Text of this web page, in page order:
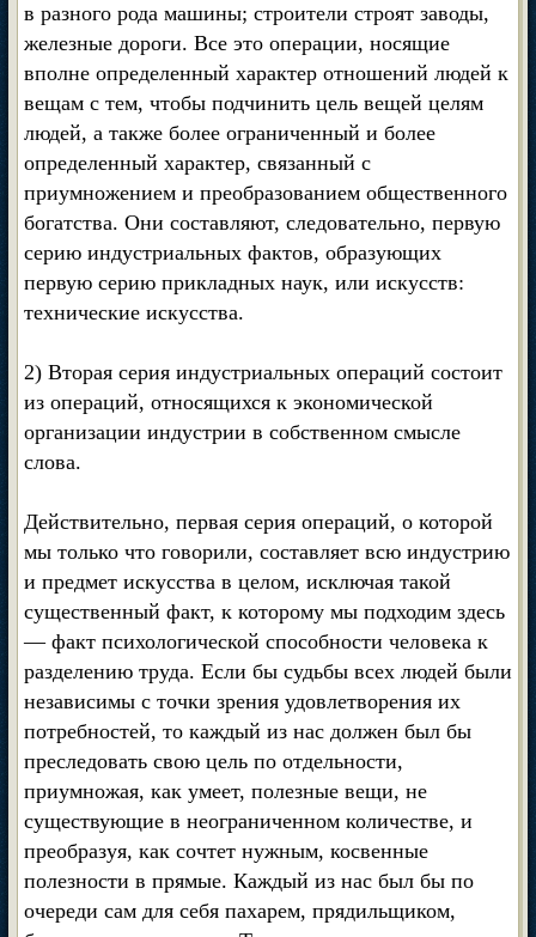
в разного рода машины; строители строят заводы,
железные дороги. Все это операции, носящие
вполне определенный характер отношений людей к
вещам с тем, чтобы подчинить цель вещей целям
людей, а также более ограниченный и более
определенный характер, связанный с
приумножением и преобразованием общественного
богатства. Они составляют, следовательно, первую
серию индустриальных фактов, образующих
первую серию прикладных наук, или искусств:
технические искусства.
2) Вторая серия индустриальных операций состоит
из операций, относящихся к экономической
организации индустрии в собственном смысле
слова.
Действительно, первая серия операций, о которой
мы только что говорили, составляет всю индустрию
и предмет искусства в целом, исключая такой
существенный факт, к которому мы подходим здесь
— факт психологической способности человека к
разделению труда. Если бы судьбы всех людей были
независимы с точки зрения удовлетворения их
потребностей, то каждый из нас должен был бы
преследовать свою цель по отдельности,
приумножая, как умеет, полезные вещи, не
существующие в неограниченном количестве, и
преобразуя, как сочтет нужным, косвенные
полезности в прямые. Каждый из нас был бы по
очереди сам для себя пахарем, прядильщиком,